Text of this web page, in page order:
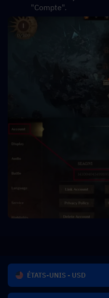
"Compte".
ÉTATS-UNIS - USD